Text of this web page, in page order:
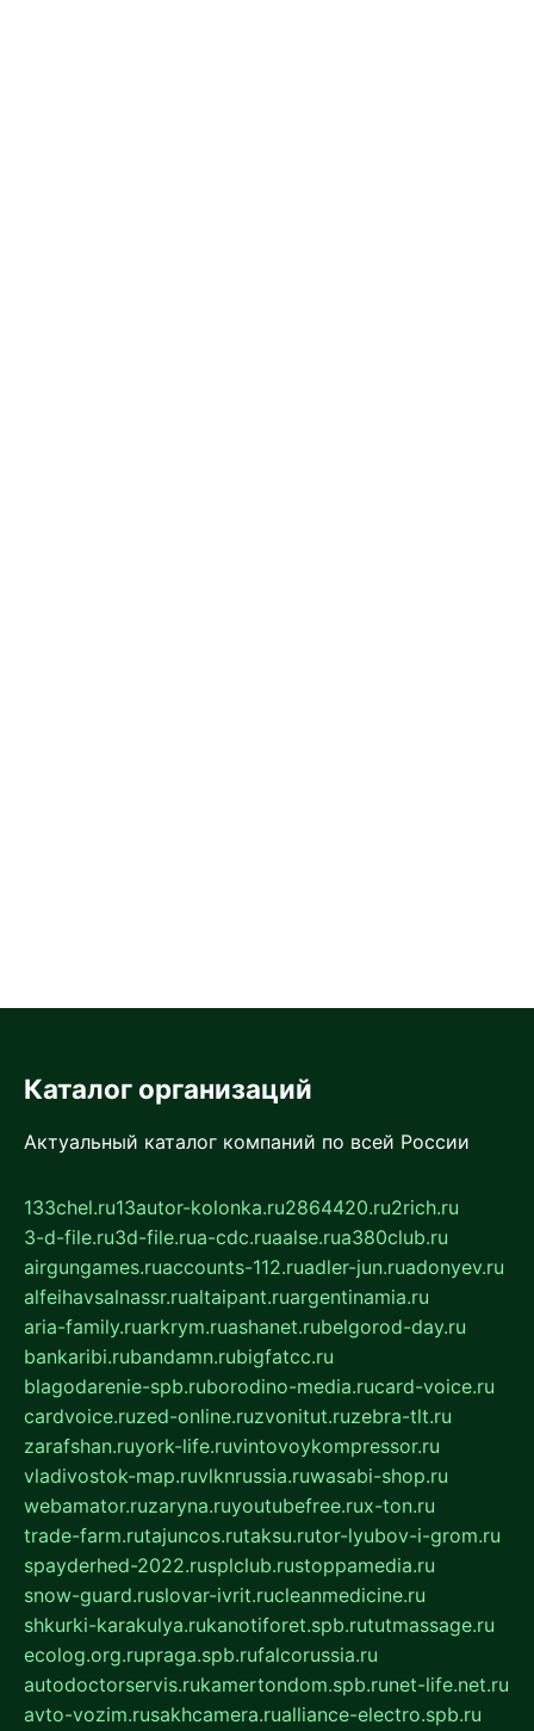
Каталог организаций
Актуальный каталог компаний по всей России
133chel.ru13autor-kolonka.ru2864420.ru2rich.ru
3-d-file.ru3d-file.rua-cdc.ruaalse.rua380club.ru
airgungames.ruaccounts-112.ruadler-jun.ruadonyev.ru
alfeihavsalnassr.rualtaipant.ruargentinamia.ru
aria-family.ruarkrym.ruashanet.rubelgorod-day.ru
bankaribi.rubandamn.rubigfatcc.ru
blagodarenie-spb.ruborodino-media.rucard-voice.ru
cardvoice.ruzed-online.ruzvonitut.ruzebra-tlt.ru
zarafshan.ruyork-life.ruvintovoykompressor.ru
vladivostok-map.ruvlknrussia.ruwasabi-shop.ru
webamator.ruzaryna.ruyoutubefree.rux-ton.ru
trade-farm.rutajuncos.rutaksu.rutor-lyubov-i-grom.ru
spayderhed-2022.rusplclub.rustoppamedia.ru
snow-guard.ruslovar-ivrit.rucleanmedicine.ru
shkurki-karakulya.rukanotiforet.spb.rututmassage.ru
ecolog.org.rupraga.spb.rufalcorussia.ru
autodoctorservis.rukamertondom.spb.runet-life.net.ru
avto-vozim.rusakhcamera.rualliance-electro.spb.ru